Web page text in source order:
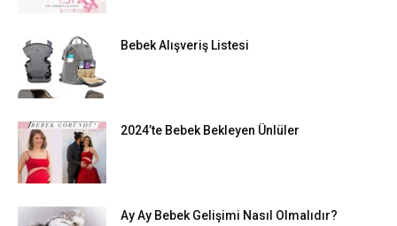
Bebek Alışveriş Listesi
2024’te Bebek Bekleyen Ünlüler
Ay Ay Bebek Gelişimi Nasıl Olmalıdır?